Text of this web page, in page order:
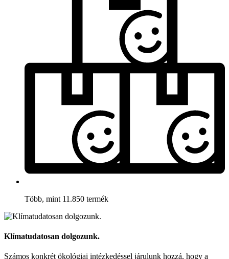
Több, mint 11.850 termék
Klímatudatosan dolgozunk.
Számos konkrét ökológiai intézkedéssel járulunk hozzá, hogy a